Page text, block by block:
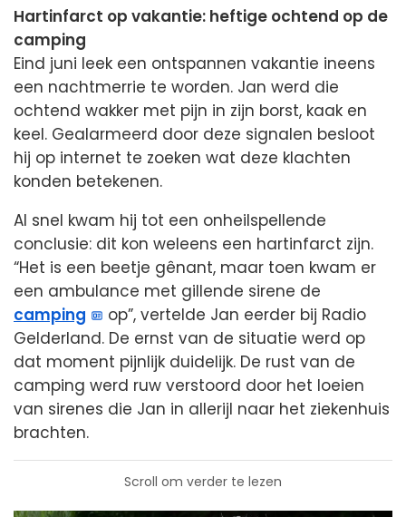
Hartinfarct op vakantie: heftige ochtend op de
camping
Eind juni leek een ontspannen vakantie ineens
een nachtmerrie te worden. Jan werd die
ochtend wakker met pijn in zijn borst, kaak en
keel. Gealarmeerd door deze signalen besloot
hij op internet te zoeken wat deze klachten
konden betekenen.
Al snel kwam hij tot een onheilspellende
conclusie: dit kon weleens een hartinfarct zijn.
“Het is een beetje gênant, maar toen kwam er
een ambulance met gillende sirene de
camping
op”, vertelde Jan eerder bij Radio
Gelderland. De ernst van de situatie werd op
dat moment pijnlijk duidelijk. De rust van de
camping werd ruw verstoord door het loeien
van sirenes die Jan in allerijl naar het ziekenhuis
brachten.
Scroll om verder te lezen